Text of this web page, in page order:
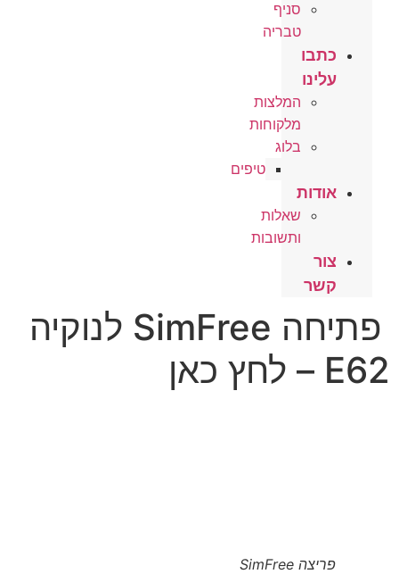
סניף
טבריה
כתבו
עלינו
המלצות
מלקוחות
בלוג
טיפים
אודות
שאלות
ותשובות
צור
קשר
פתיחה SimFree לנוקיה
E62 – לחץ כאן
פריצה SimFree